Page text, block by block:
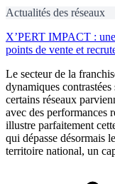
Actualités des réseaux
X’PERT IMPACT :
points de vente et
Le secteur de la
dynamiques
certains réseaux
avec des
illustre parfaitement
qui dépasse désormais
territoire national, un